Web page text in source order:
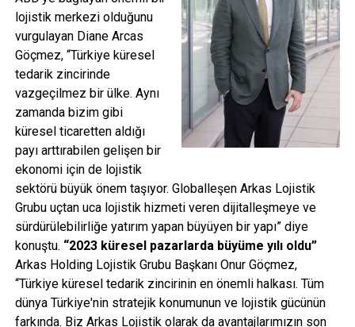
lojistik merkezi olduğunu
vurgulayan Diane Arcas
Göçmez, “Türkiye küresel
tedarik zincirinde
vazgeçilmez bir ülke. Aynı
zamanda bizim gibi
küresel ticaretten aldığı
payı arttırabilen gelişen bir
ekonomi için de lojistik
sektörü büyük önem taşıyor. Globalleşen Arkas Lojistik
Grubu uçtan uca lojistik hizmeti veren dijitalleşmeye ve
sürdürülebilirliğe yatırım yapan büyüyen bir yapı” diye
konuştu. “2023 küresel pazarlarda büyüme yılı oldu”
Arkas Holding Lojistik Grubu Başkanı Onur Göçmez,
“Türkiye küresel tedarik zincirinin en önemli halkası. Tüm
dünya Türkiye'nin stratejik konumunun ve lojistik gücünün
farkında. Biz Arkas Lojistik olarak da avantajlarımızın son